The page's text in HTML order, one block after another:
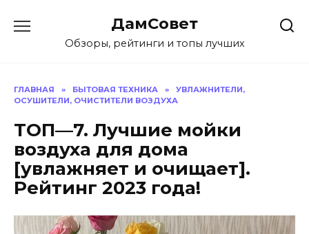
содержанию
ДамСовет
Обзоры, рейтинги и топы лучших
ГЛАВНАЯ » БЫТОВАЯ ТЕХНИКА »
УВЛАЖНИТЕЛИ,
ОСУШИТЕЛИ, ОЧИСТИТЕЛИ ВОЗДУХА
ТОП—7. Лучшие мойки
воздуха для дома
[увлажняет и очищает].
Рейтинг 2023 года!